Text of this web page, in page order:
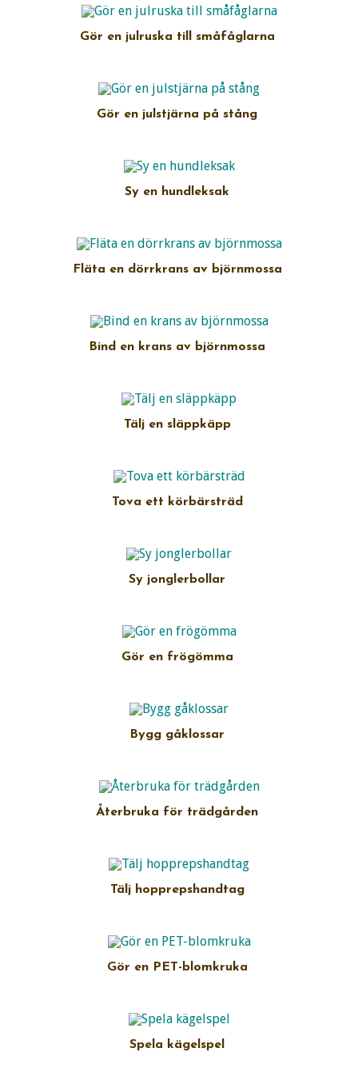
Gör en julruska till småfåglarna
Gör en julstjärna på stång
Sy en hundleksak
Fläta en dörrkrans av björnmossa
Bind en krans av björnmossa
Tälj en släppkäpp
Tova ett körbärsträd
Sy jonglerbollar
Gör en frögömma
Bygg gåklossar
Återbruka för trädgården
Tälj hopprepshandtag
Gör en PET-blomkruka
Spela kägelspel